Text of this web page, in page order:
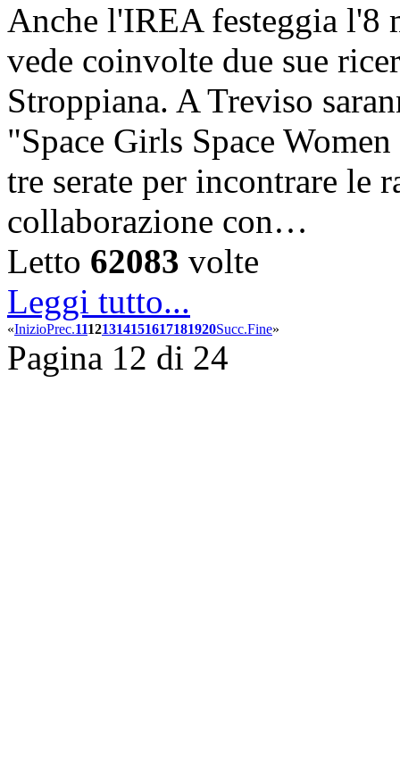
Anche l'IREA festeggia l'8
vede coinvolte due sue
Stroppiana. A Treviso
"Space Girls Space
tre serate per incontrare le
collaborazione con…
Letto 62083 volte
Leggi tutto...
«InizioPrec.11121314151617181920Succ.Fine»
Pagina 12 di 24